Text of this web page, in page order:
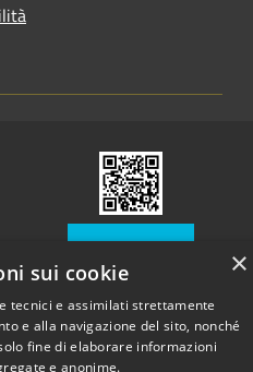
×
sui cookie
tecnici e assimilati strettamente
e alla navigazione del sito, nonché
fine di elaborare informazioni
e anonime.